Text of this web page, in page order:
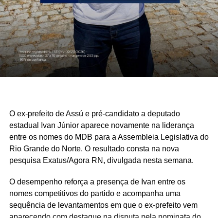
O ex-prefeito de Assú e pré-candidato a deputado
estadual Ivan Júnior aparece novamente na liderança
entre os nomes do MDB para a Assembleia Legislativa do
Rio Grande do Norte. O resultado consta na nova
pesquisa Exatus/Agora RN, divulgada nesta semana.
O desempenho reforça a presença de Ivan entre os
nomes competitivos do partido e acompanha uma
sequência de levantamentos em que o ex-prefeito vem